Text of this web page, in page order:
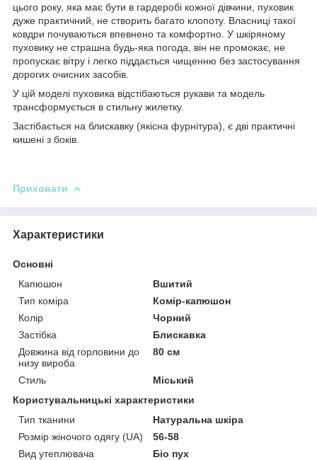
цього року, яка має бути в гардеробі кожної дівчини, пуховик
дуже практичний, не створить багато клопоту. Власниці такої
ковдри почуваються впевнено та комфортно. У шкіряному
пуховику не страшна будь-яка погода, він не промокає, не
пропускає вітру і легко піддається чищенню без застосування
дорогих очисних засобів.
У цій моделі пуховика відстібаються рукави та модель
трансформується в стильну жилетку.
Застібається на блискавку (якісна фурнітура), є дві практичні
кишені з боків.
Приховати
Характеристики
Основні
Капюшон
Вшитий
Тип коміра
Комір-капюшон
Колір
Чорний
Застібка
Блискавка
Довжина від горловини до
низу вироба
80 см
Стиль
Міський
Користувальницькі характеристики
Тип тканини
Натуральна шкіра
Розмір жіночого одягу (UA)
56-58
Вид утеплювача
Біо пух